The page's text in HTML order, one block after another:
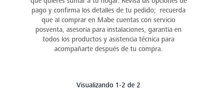
pago y confirma los detalles de tu pedido; recuerda
que al comprar en Mabe cuentas con servicio
posventa, asesoría para instalaciones, garantía en
todos los productos y asistencia técnica para
acompañarte después de tu compra.
Visualizando 1-2 de 2